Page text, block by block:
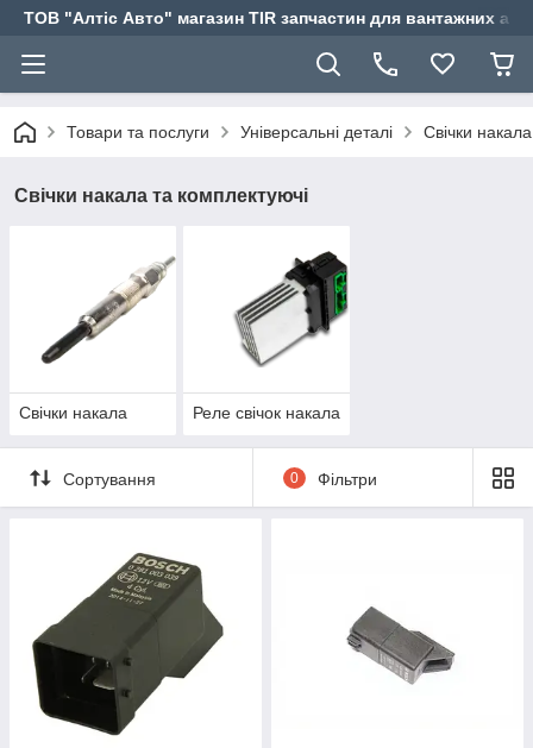
ТОВ "Алтіс Авто" магазин TIR запчастин для вантажних
Товари та послуги Універсальні деталі Свічки
Свічки накала та комплектуючі
Свічки накала Реле свічок накала
Сортування 0 Фільтри